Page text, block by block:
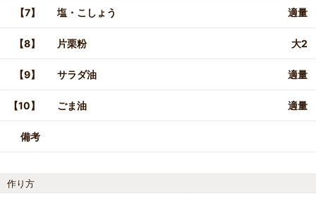
【7】 塩・こしょう 適量
【8】 片栗粉 大2
【9】 サラダ油 適量
【10】 ごま油 適量
備考
作り方